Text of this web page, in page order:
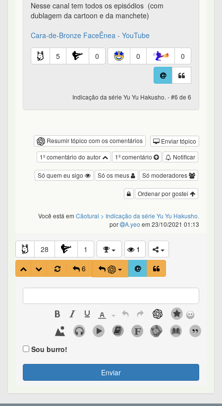
Nesse canal tem todos os episódios (com
dublagem da cartoon e da manchete)
Cara-de-Bronze FaceÊnea - YouTube
5 0 0 0
Indicação da série Yu Yu Hakusho. - #6 de 6
Resumir tópico com os comentários
Enviar tópico
Notificar
1º comentário
1º comentário do autor
Só moderadores
Só os meus
Só quem eu sigo
Ordenar por gostei
Você está em Cãotural > Indicação da série Yu Yu Hakusho.
por
A.yeo em 23/10/2021 01:13
28 1
1
6
Sou burro!
Enviar